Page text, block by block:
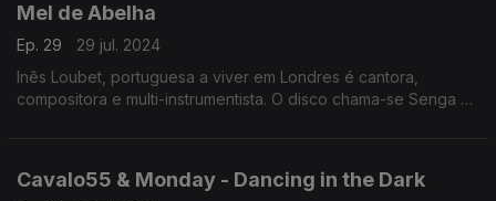
Mel de Abelha
Ep. 29
29 jul. 2024
Inês Loubet, portuguesa a viver em Londres é cantora,
compositora e multi-instrumentista. O disco chama-se Senga e
Cavalo55 & Monday - Dancing in the Dark